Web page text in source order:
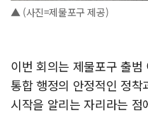
▲ (사진=제물포구 제공)
이번 회의는 제물포구 출
통합 행정의 안정적인 정착
시작을 알리는 자리라는 점